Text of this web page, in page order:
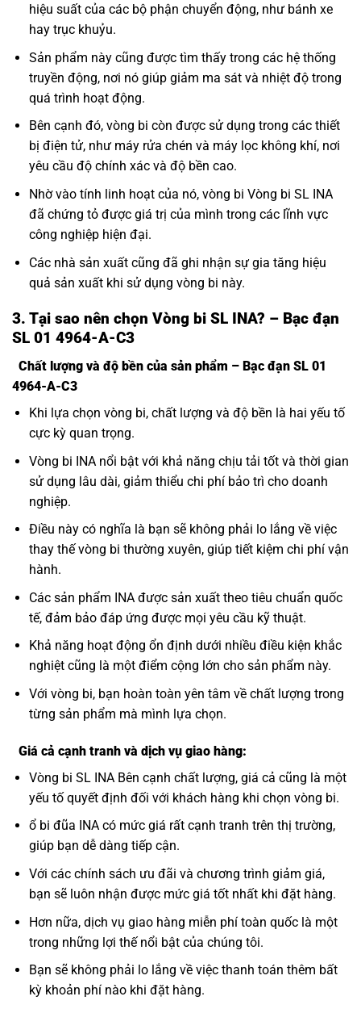
hiệu suất của các bộ phận chuyển động, như bánh xe
hay trục khuỷu.
Sản phẩm này cũng được tìm thấy trong các hệ thống
truyền động, nơi nó giúp giảm ma sát và nhiệt độ trong
quá trình hoạt động.
Bên cạnh đó, vòng bi còn được sử dụng trong các thiết
bị điện tử, như máy rửa chén và máy lọc không khí, nơi
yêu cầu độ chính xác và độ bền cao.
Nhờ vào tính linh hoạt của nó, vòng bi Vòng bi SL INA
đã chứng tỏ được giá trị của mình trong các lĩnh vực
công nghiệp hiện đại.
Các nhà sản xuất cũng đã ghi nhận sự gia tăng hiệu
quả sản xuất khi sử dụng vòng bi này.
3. Tại sao nên chọn Vòng bi SL INA? – Bạc đạn
SL 01 4964-A-C3
Chất lượng và độ bền của sản phẩm – Bạc đạn SL 01
4964-A-C3
Khi lựa chọn vòng bi, chất lượng và độ bền là hai yếu tố
cực kỳ quan trọng.
Vòng bi INA nổi bật với khả năng chịu tải tốt và thời gian
sử dụng lâu dài, giảm thiểu chi phí bảo trì cho doanh
nghiệp.
Điều này có nghĩa là bạn sẽ không phải lo lắng về việc
thay thế vòng bi thường xuyên, giúp tiết kiệm chi phí vận
hành.
Các sản phẩm INA được sản xuất theo tiêu chuẩn quốc
tế, đảm bảo đáp ứng được mọi yêu cầu kỹ thuật.
Khả năng hoạt động ổn định dưới nhiều điều kiện khắc
nghiệt cũng là một điểm cộng lớn cho sản phẩm này.
Với vòng bi, bạn hoàn toàn yên tâm về chất lượng trong
từng sản phẩm mà mình lựa chọn.
Giá cả cạnh tranh và dịch vụ giao hàng:
Vòng bi SL INA Bên cạnh chất lượng, giá cả cũng là một
yếu tố quyết định đối với khách hàng khi chọn vòng bi.
ổ bi đũa INA có mức giá rất cạnh tranh trên thị trường,
giúp bạn dễ dàng tiếp cận.
Với các chính sách ưu đãi và chương trình giảm giá,
bạn sẽ luôn nhận được mức giá tốt nhất khi đặt hàng.
Hơn nữa, dịch vụ giao hàng miễn phí toàn quốc là một
trong những lợi thế nổi bật của chúng tôi.
Bạn sẽ không phải lo lắng về việc thanh toán thêm bất
kỳ khoản phí nào khi đặt hàng.